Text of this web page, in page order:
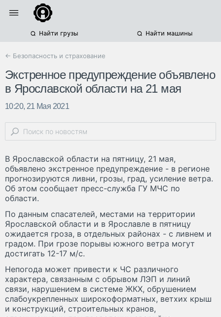
Найти грузы Найти машины
← Безопасность и страхование
Экстренное предупреждение объявлено
в Ярославской области на 21 мая
10:20, 21 Мая 2021
В Ярославской области на пятницу, 21 мая,
объявлено экстренное предупреждение - в регионе
прогнозируются ливни, грозы, град, усиление ветра.
Об этом сообщает пресс-служба ГУ МЧС по
области.
По данным спасателей, местами на территории
Ярославской области и в Ярославле в пятницу
ожидается гроза, в отдельных районах - с ливнем и
градом. При грозе порывы южного ветра могут
достигать 12-17 м/с.
Непогода может привести к ЧС различного
характера, связанным с обрывом ЛЭП и линий
связи, нарушением в системе ЖКХ, обрушением
слабоукрепленных широкоформатных, ветхих крыш
и конструкций, строительных кранов,